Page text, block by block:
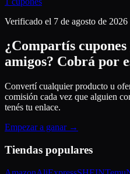
Verificado el 7 de agosto de 2026
¿Compartís
amigos? Cobrá por
Convertí cualquier producto u
comisión cada vez que alguien
tenés tu enlace.
Empezar a ganar →
Tiendas populares